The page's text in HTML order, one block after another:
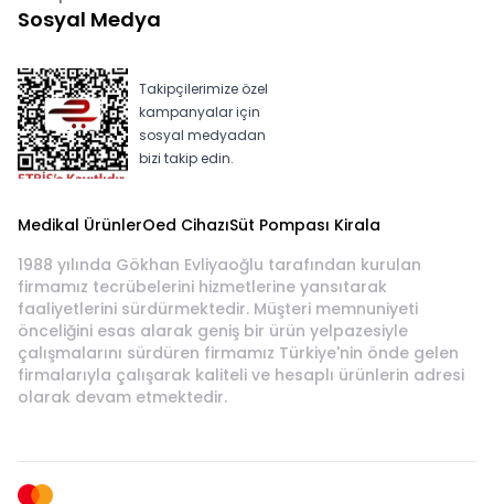
Sosyal Medya
Takipçilerimize özel
kampanyalar için
sosyal medyadan
bizi takip edin.
Medikal ÜrünlerOed CihazıSüt Pompası Kirala
1988 yılında Gökhan Evliyaoğlu tarafından kurulan
firmamız tecrübelerini hizmetlerine yansıtarak
faaliyetlerini sürdürmektedir. Müşteri memnuniyeti
önceliğini esas alarak geniş bir ürün yelpazesiyle
çalışmalarını sürdüren firmamız Türkiye'nin önde gelen
firmalarıyla çalışarak kaliteli ve hesaplı ürünlerin adresi
olarak devam etmektedir.